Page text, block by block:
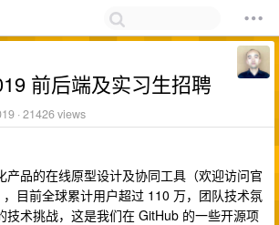
前后端及实习生招聘
· 21426 views
产品的在线原型设计及协同工具（欢迎访问官
，目前全球累计用户超过 110 万，团队技术氛
技术挑战，这是我们在 GitHub 的一些开源项